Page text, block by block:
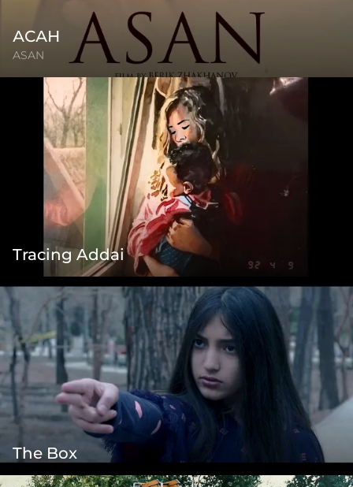
АСАН
ASAN
Tracing Addai
The Box